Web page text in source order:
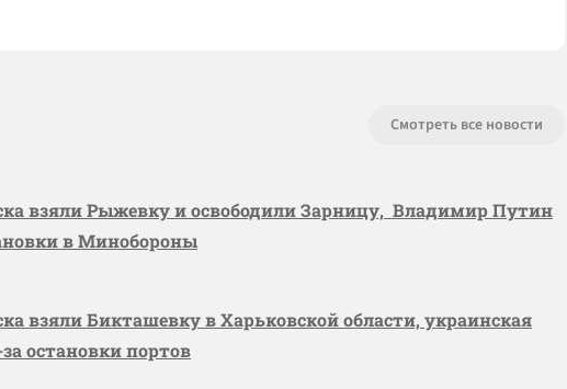
Смотреть все новости
взяли Рыжевку и освободили Зарницу, Владимир Путин
в Минобороны
взяли Бикташевку в Харьковской области, украинская
остановки портов